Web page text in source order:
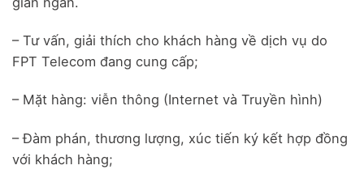
– Tư vấn, giải thích cho khách hàng về dịch vụ do
FPT Telecom đang cung cấp;
– Mặt hàng: viễn thông (Internet và Truyền hình)
– Đàm phán, thương lượng, xúc tiến ký kết hợp đồng
với khách hàng;